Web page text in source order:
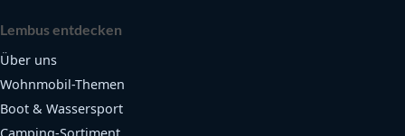
Lembus entdecken
Über uns
Wohnmobil-Themen
Boot & Wassersport